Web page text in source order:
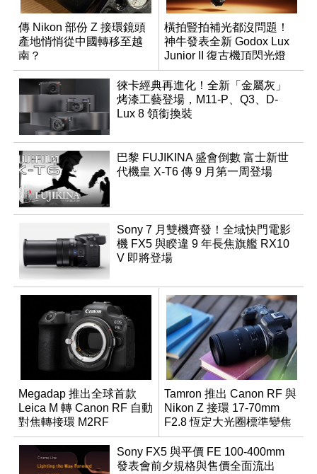
傳 Nikon 部份 Z 接環鏡頭
產地悄悄從中國轉移至越
南？
橫拍豎拍補光都沒問題！
神牛發表全新 Godox Lux
Junior II 復古機頂閃光燈
徠卡經典再進化！全新「金屬灰」
烤漆工藝登場，M11-P、Q3、D-
Lux 8 領銜換裝
巴黎 FUJIKINA 盛會倒數 富士新世
代機皇 X-T6 傳 9 月第一周登場
Sony 7 月雙機齊發！全域快門電影
機 FX5 與睽違 9 年長焦旗艦 RX10
V 即將登場
Megadap 推出全球首款
Leica M 轉 Canon RF 自動
對焦轉接環 M2RF
Tamron 推出 Canon RF 與
Nikon Z 接環 17-70mm
F2.8 恆定大光圈標準變焦
鏡
Sony FX5 與平價 FE 100-400mm
發表會前夕規格與售價全面流出